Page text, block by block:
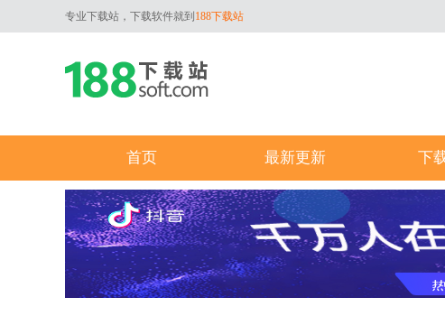
专业下载站，下载软件就到 188下载站
首页 最新更新 下